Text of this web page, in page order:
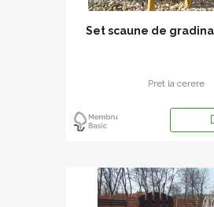
Set scaune de
Pret la cerere